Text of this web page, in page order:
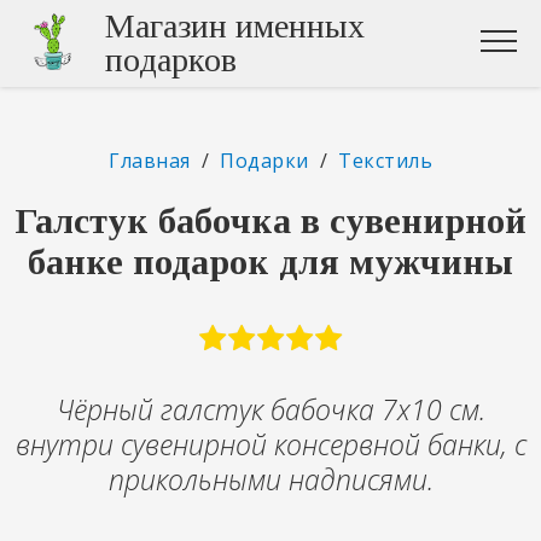
Магазин именных
подарков
Главная / Подарки / Текстиль
Галстук бабочка в сувенирной
банке подарок для мужчины
Чёрный галстук бабочка 7х10 см.
внутри сувенирной консервной банки, с
прикольными надписями.